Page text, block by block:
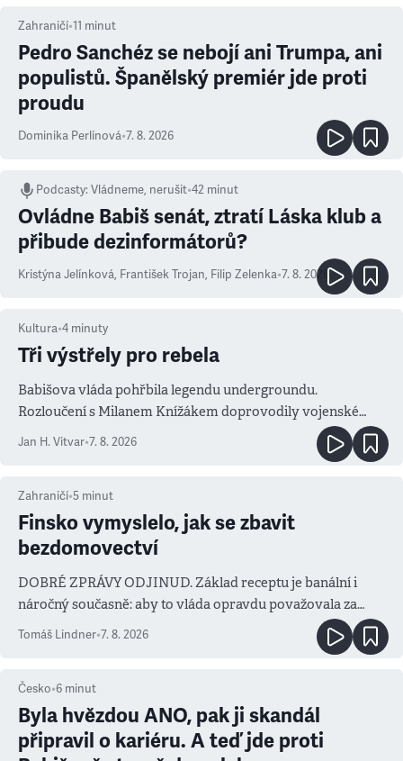
Zahraničí•11 minut
Pedro Sanchéz se nebojí ani Trumpa, ani
populistů. Španělský premiér jde proti
proudu
Dominika Perlínová•7. 8. 2026
Podcasty:Vládneme, nerušit•42 minut
Ovládne Babiš senát, ztratí Láska klub a
přibude dezinformátorů?
Kristýna Jelínková, František Trojan, Filip Zelenka•7. 8. 2026
Kultura•4 minuty
Tři výstřely pro rebela
Babišova vláda pohřbila legendu undergroundu.
Rozloučení s Milanem Knížákem doprovodily vojenské
salvy i kritika pokrokářů
Jan H. Vitvar•7. 8. 2026
Zahraničí•5 minut
Finsko vymyslelo, jak se zbavit
bezdomovectví
DOBRÉ ZPRÁVY ODJINUD. Základ receptu je banální i
náročný současně: aby to vláda opravdu považovala za
prioritu
Tomáš Lindner•7. 8. 2026
Česko•6 minut
Byla hvězdou ANO, pak ji skandál
připravil o kariéru. A teď jde proti